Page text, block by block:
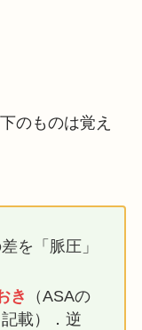
のものは覚え
を「脈圧」
き
（ASAの
載）．逆